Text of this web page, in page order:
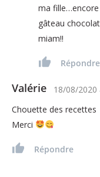
ma
gâteau
miam!!
Répondre
Valérie 18/08/2020
Chouette des recettes
Merci
Répondre